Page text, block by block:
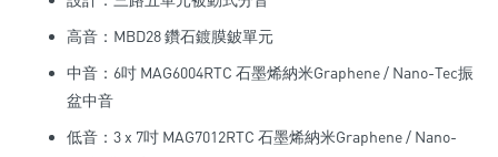
高音：MBD28 鑽石鍍膜鈹單元
中音：6吋 MAG6004RTC 石墨烯納米Graphene / Nano-Tec振
盆中音
低音：3 x 7吋 MAG7012RTC 石墨烯納米Graphene / Nano-